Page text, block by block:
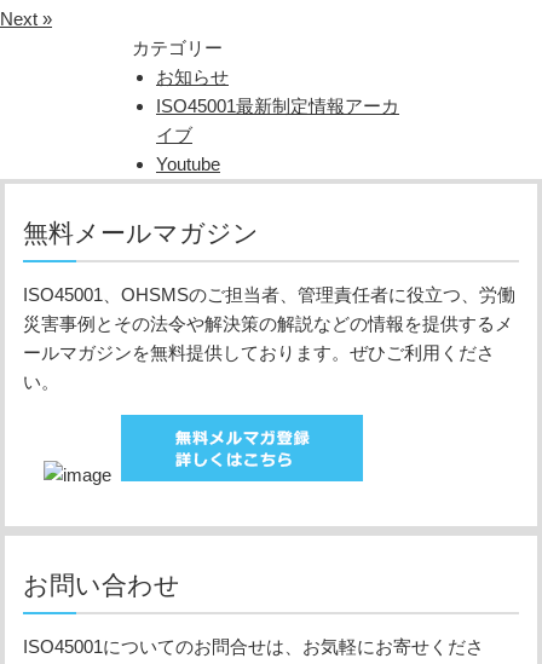
Next »
カテゴリー
お知らせ
ISO45001最新制定情報アーカ
イブ
Youtube
無料メールマガジン
ISO45001、OHSMSのご担当者、管理責任者に役立つ、労働
災害事例とその法令や解決策の解説などの情報を提供するメ
ールマガジンを無料提供しております。ぜひご利用くださ
い。
お問い合わせ
ISO45001についてのお問合せは、お気軽にお寄せくださ